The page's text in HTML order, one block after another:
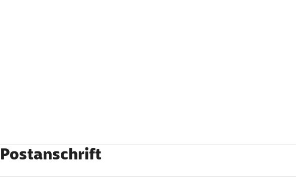
Postanschrift